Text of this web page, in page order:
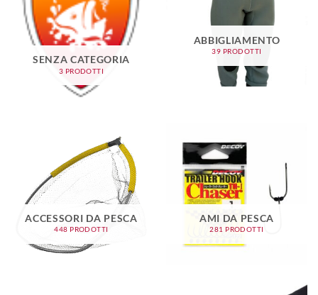
SENZA CATEGORIA
3 PRODOTTI
ABBIGLIAMENTO
39 PRODOTTI
ACCESSORI DA PESCA
448 PRODOTTI
AMI DA PESCA
281 PRODOTTI